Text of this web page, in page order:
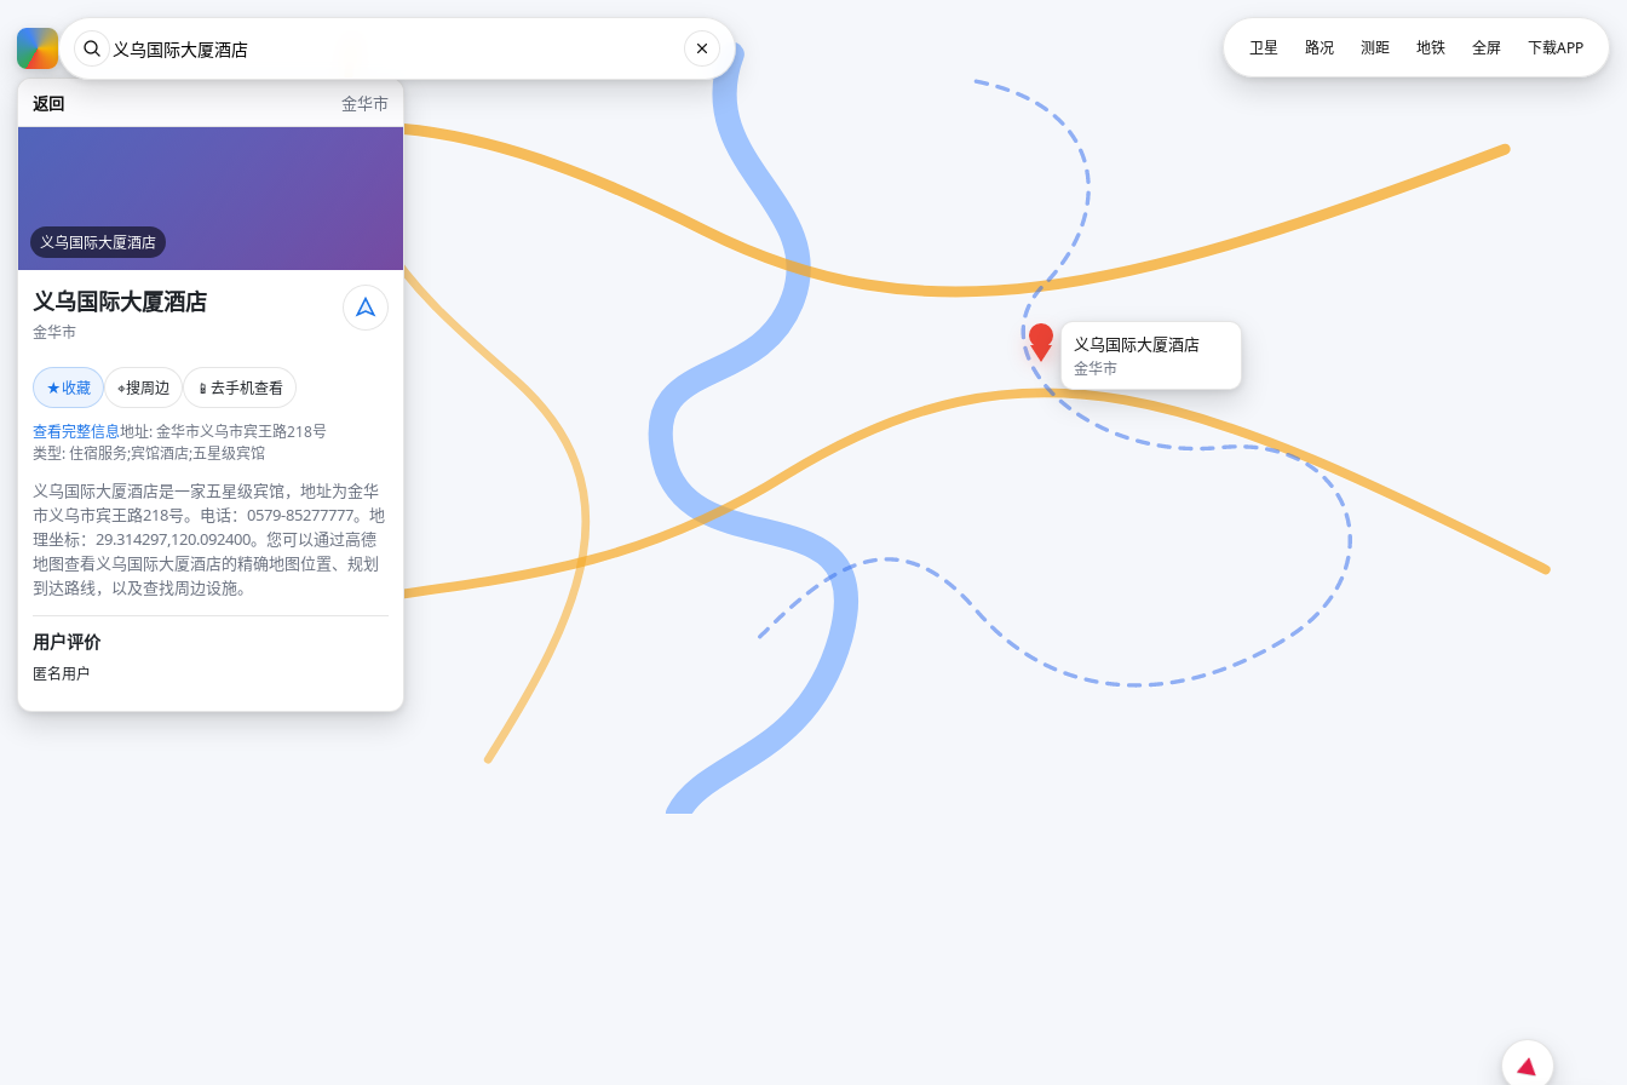
返回 金华市
义乌国际大厦酒店
义乌国际大厦酒店
金华市
★收藏 ⌖搜周边 📱 去手机查看
查看完整信息地址: 金华市义乌市宾王路218号
类型: 住宿服务;宾馆酒店;五星级宾馆
义乌国际大厦酒店是一家五星级宾馆，地址为金华
市义乌市宾王路218号。电话：0579-85277777。地
理坐标：29.314297,120.092400。您可以通过高德
地图查看义乌国际大厦酒店的精确地图位置、规划
到达路线，以及查找周边设施。
用户评价
匿名用户
义乌国际大厦酒店
金华市
卫星 路况 测距 地铁 全屏 下载APP